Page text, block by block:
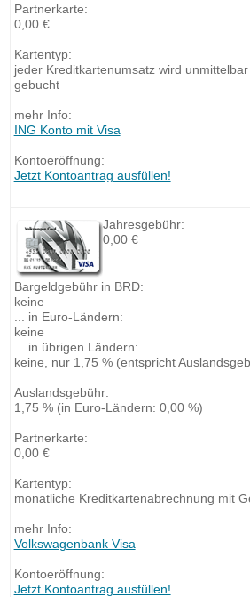
Partnerkarte:
0,00 €
Kartentyp:
jeder Kreditkartenumsatz wird
gebucht
mehr Info:
ING Konto mit Visa
Kontoeröffnung:
Jetzt Kontoantrag ausfüllen!
Jahresgebühr:
0,00 €
Bargeldgebühr in BRD:
keine
... in Euro-Ländern:
keine
... in übrigen Ländern:
keine, nur 1,75 % (entspricht
Auslandsgebühr:
1,75 % (in Euro-Ländern: 0,00 %)
Partnerkarte:
0,00 €
Kartentyp:
monatliche Kreditkartenabrechnung mit
mehr Info:
Volkswagenbank Visa
Kontoeröffnung:
Jetzt Kontoantrag ausfüllen!